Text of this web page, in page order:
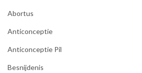
Abortus
Anticonceptie
Anticonceptie Pil
Besnijdenis